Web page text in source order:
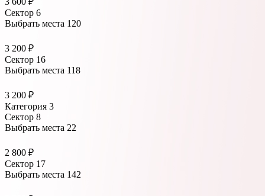
Сектор 6
Выбрать места 120
3 200 ₽
Сектор 16
Выбрать места 118
3 200 ₽
Категория 3
Сектор 8
Выбрать места 22
2 800 ₽
Сектор 17
Выбрать места 142